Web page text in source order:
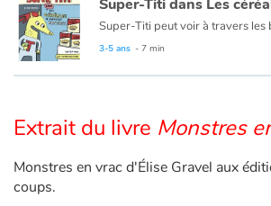
Contes d'ici et d'ailleurs
Autour de la lecture
Apprendre à lire
Livre audio
3-5 ans - 7 min
Extrait du livre Monstres
Monstres en vrac d'Élise Gravel aux
coups.